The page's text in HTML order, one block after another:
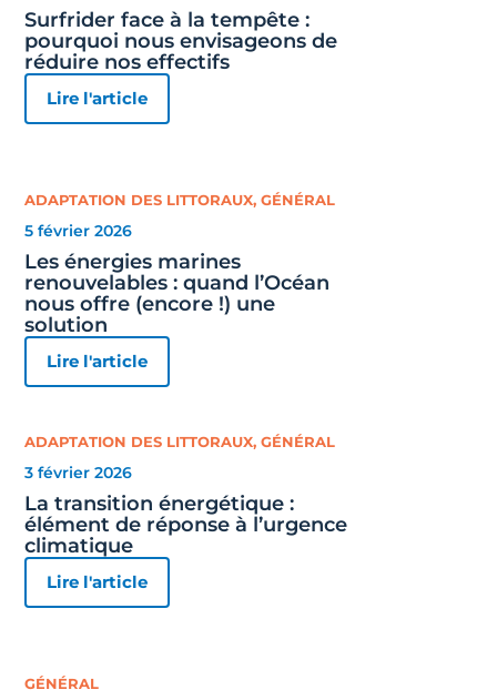
Surfrider face à la tempête :
pourquoi nous envisageons de
réduire nos effectifs
Lire l'article
ADAPTATION DES LITTORAUX,GÉNÉRAL
5 février 2026
Les énergies marines
renouvelables : quand l’Océan
nous offre (encore !) une
solution
Lire l'article
ADAPTATION DES LITTORAUX,GÉNÉRAL
3 février 2026
La transition énergétique :
élément de réponse à l’urgence
climatique
Lire l'article
GÉNÉRAL